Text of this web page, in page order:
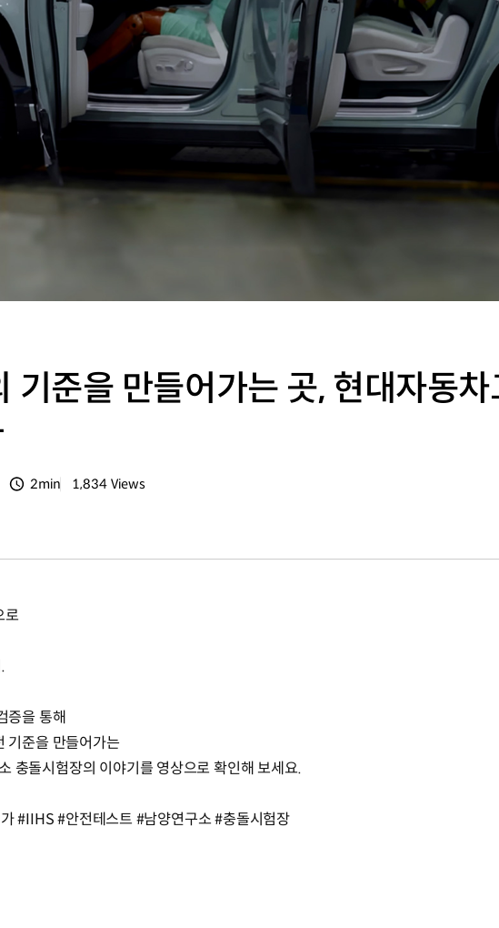
기준을 만들어가는 곳, 현대자동
2min 1,834 Views
로
증을 통해
기준을 만들어가는
충돌시험장의 이야기를 영상으로 확인해 보세요.
#IIHS #안전테스트 #남양연구소 #충돌시험장